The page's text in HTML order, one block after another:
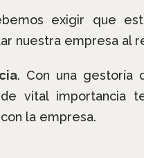
exigir que
nuestra empresa al
. Con una gestoría
vital importancia
la empresa.